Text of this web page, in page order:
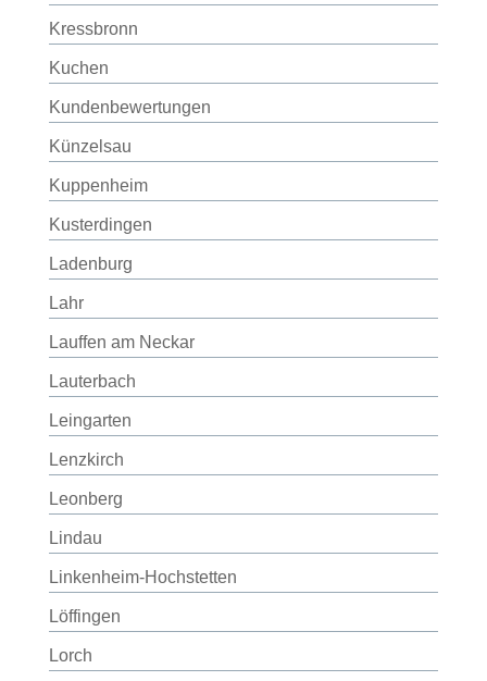
Kressbronn
Kuchen
Kundenbewertungen
Künzelsau
Kuppenheim
Kusterdingen
Ladenburg
Lahr
Lauffen am Neckar
Lauterbach
Leingarten
Lenzkirch
Leonberg
Lindau
Linkenheim-Hochstetten
Löffingen
Lorch